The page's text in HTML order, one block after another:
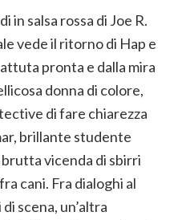
in salsa rossa di Joe R.
vede il ritorno di Hap e
pronta e dalla mira
donna di colore,
di fare chiarezza
brillante studente
vicenda di sbirri
cani. Fra dialoghi al
scena, un’altra